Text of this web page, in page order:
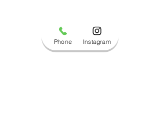
Phone Instagram